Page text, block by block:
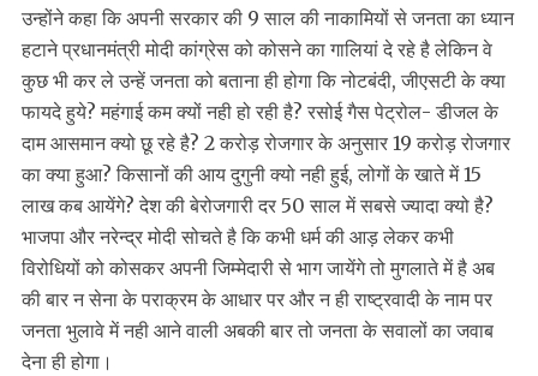
उन्होंने कहा कि अपनी सरकार की 9 साल की नाकामियों से जनता का ध्यान
हटाने प्रधानमंत्री मोदी कांग्रेस को कोसने का गालियां दे रहे है लेकिन वे
कुछ भी कर ले उन्हें जनता को बताना ही होगा कि नोटबंदी, जीएसटी के क्या
फायदे हुये? महंगाई कम क्यों नही हो रही है? रसोई गैस पेट्रोल- डीजल के
दाम आसमान क्यो छू रहे है? 2 करोड़ रोजगार के अनुसार 19 करोड़ रोजगार
का क्या हुआ? किसानों की आय दुगुनी क्यो नही हुई, लोगों के खाते में 15
लाख कब आयेंगे? देश की बेरोजगारी दर 50 साल में सबसे ज्यादा क्यो है?
भाजपा और नरेन्द्र मोदी सोचते है कि कभी धर्म की आड़ लेकर कभी
विरोधियों को कोसकर अपनी जिम्मेदारी से भाग जायेंगे तो मुगलाते में है अब
की बार न सेना के पराक्रम के आधार पर और न ही राष्ट्रवादी के नाम पर
जनता भुलावे में नही आने वाली अबकी बार तो जनता के सवालों का जवाब
देना ही होगा।